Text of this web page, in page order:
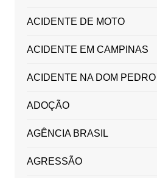
ACIDENTE DE MOTO
ACIDENTE EM CAMPINAS
ACIDENTE NA DOM PEDRO
ADOÇÃO
AGÊNCIA BRASIL
AGRESSÃO